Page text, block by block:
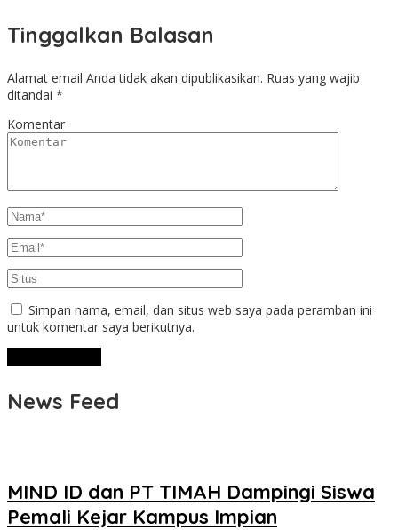
Tinggalkan Balasan
Alamat email Anda tidak akan dipublikasikan. Ruas yang wajib
ditandai *
Komentar
Simpan nama, email, dan situs web saya pada peramban ini
untuk komentar saya berikutnya.
News Feed
MIND ID dan PT TIMAH Dampingi Siswa
Pemali Kejar Kampus Impian